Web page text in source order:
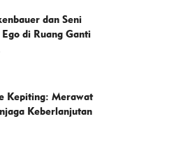
dan Seni
di Ruang Ganti
Kepiting: Merawat
Keberlanjutan